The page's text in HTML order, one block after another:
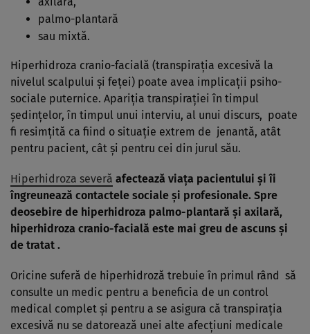
palmo-plantară
sau mixtă.
Hiperhidroza cranio-facială (transpiraţia excesivă la
nivelul scalpului şi feţei) poate avea implicaţii psiho-
sociale puternice. Apariţia transpiraţiei în timpul
şedinţelor, în timpul unui interviu, al unui discurs, poate
fi resimţită ca fiind o situaţie extrem de jenantă, atât
pentru pacient, cât şi pentru cei din jurul său.
Hiperhidroza severă afectează viaţa pacientului şi îi
îngreunează contactele sociale şi profesionale. Spre
deosebire de hiperhidroza palmo-plantară şi axilară,
hiperhidroza cranio-facială este mai greu de ascuns şi
de tratat .
Oricine suferă de hiperhidroză trebuie în primul rând să
consulte un medic pentru a beneficia de un control
medical complet şi pentru a se asigura că transpiraţia
excesivă nu se datorează unei alte afecţiuni medicale